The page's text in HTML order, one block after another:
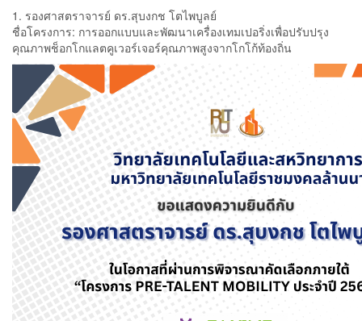
1. รองศาสตราจารย์ ดร.สุบงกช โตไพบูลย์
ชื่อโครงการ: การออกแบบและพัฒนาเครื่องเทมเปอริ่งเพื่อปรับปรุง
คุณภาพช็อกโกแลตคูเวอร์เจอร์คุณภาพสูงจากโกโก้ท้องถิ่น